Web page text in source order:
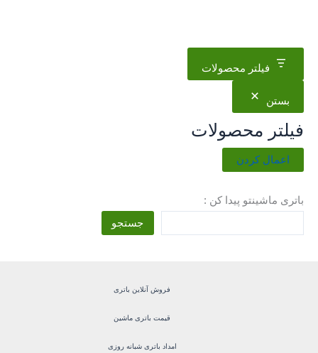
فیلتر محصولات
بستن
فیلتر محصولات
اعمال کردن
باتری ماشینتو پیدا کن :
جستجو
فروش آنلاین باتری
قیمت باتری ماشین
امداد باتری شبانه روزی